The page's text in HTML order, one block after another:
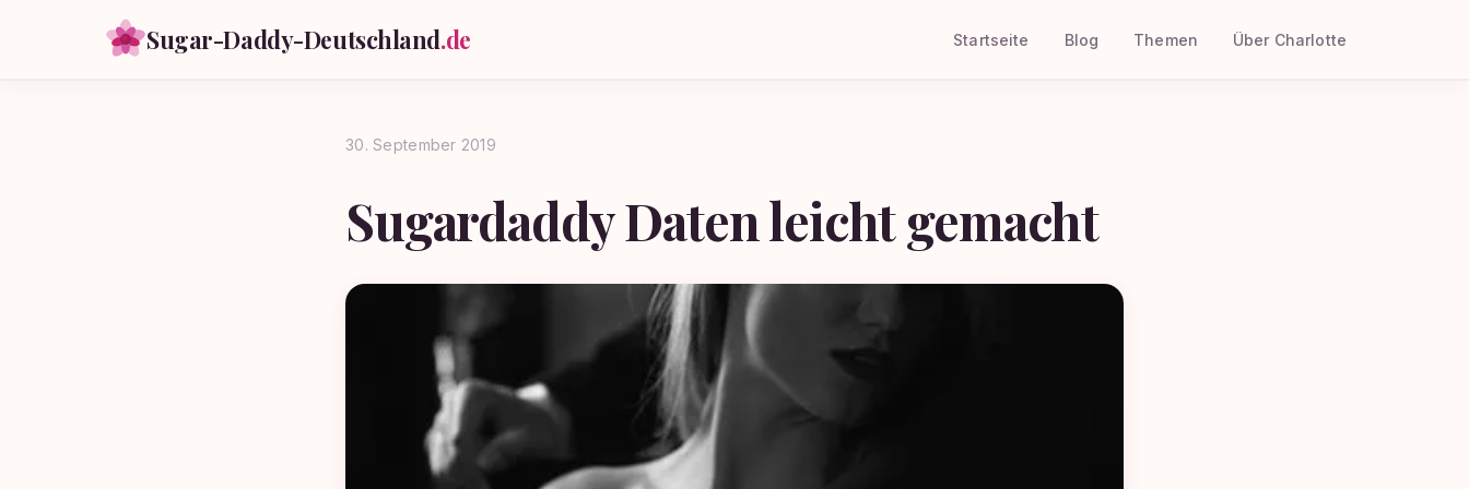
Sugar-Daddy-Deutschland.de Startseite Blog Themen Über Charlotte
30. September 2019
Sugardaddy Daten leicht gemacht